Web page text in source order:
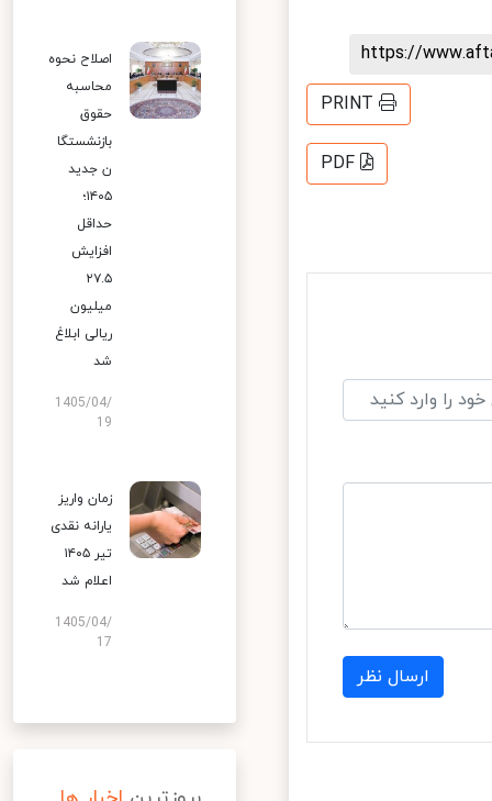
https://
PRINT
PDF
ارسال نظر
اصلاح نحوه
محاسبه
حقوق
بازنشستگا
ن جدید
۱۴۰۵؛
حداقل
افزایش
۲۷.۵
میلیون
ریالی ابلاغ
شد
1405/04/
19
زمان واریز
یارانه نقدی
تیر ۱۴۰۵
اعلام شد
1405/04/
17